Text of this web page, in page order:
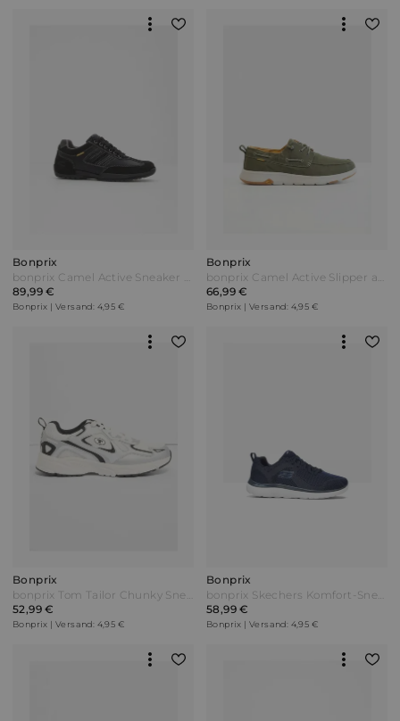
Bonprix
bonprix Camel Active Sneaker aus Leder Schwarz
89,99 €
Bonprix | Versand: 4,95 €
Bonprix
bonprix Camel Active Slipper aus Baumwoll-Canvas Grün
66,99 €
Bonprix | Versand: 4,95 €
Bonprix
bonprix Tom Tailor Chunky Sneaker mit leichter Sohle Weiß
52,99 €
Bonprix | Versand: 4,95 €
Bonprix
bonprix Skechers Komfort-Sneaker mit Memory Foam Blau
58,99 €
Bonprix | Versand: 4,95 €